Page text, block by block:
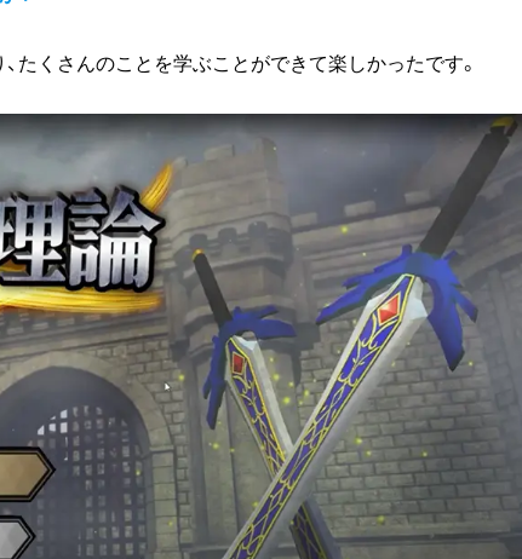
たくさんのことを学ぶことができて楽しかったです。